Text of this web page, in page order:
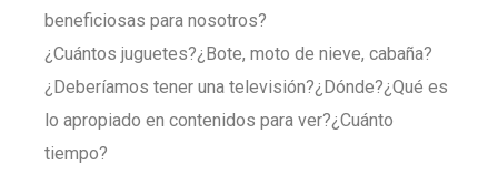
beneficiosas para nosotros?
¿Cuántos juguetes?¿Bote, moto de nieve, cabaña?
¿Deberíamos tener una televisión?¿Dónde?¿Qué es
lo apropiado en contenidos para ver?¿Cuánto
tiempo?